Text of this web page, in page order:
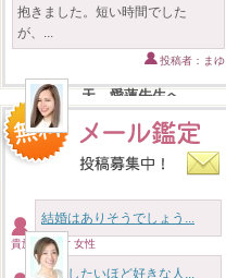
抱きました。短い時間でした
が、...
投稿者：まゆ
天 愛蓮先生へ
2026/08/05
まさかの入れ代わり立ち代わりだ
ったとは思わずびっくりしまし
投稿者：３時のおやつは文明堂
海先生へ
2026/08/05
結婚はありそうでしょう...
貴族様 46才 女性
結婚したいほど好きな人...